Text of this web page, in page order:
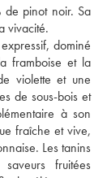
de pinot noir. Sa
vivacité.
dominé
framboise et la
violette et une
de sous-bois et
à son
fraîche et vive,
Les tanins
fruitées